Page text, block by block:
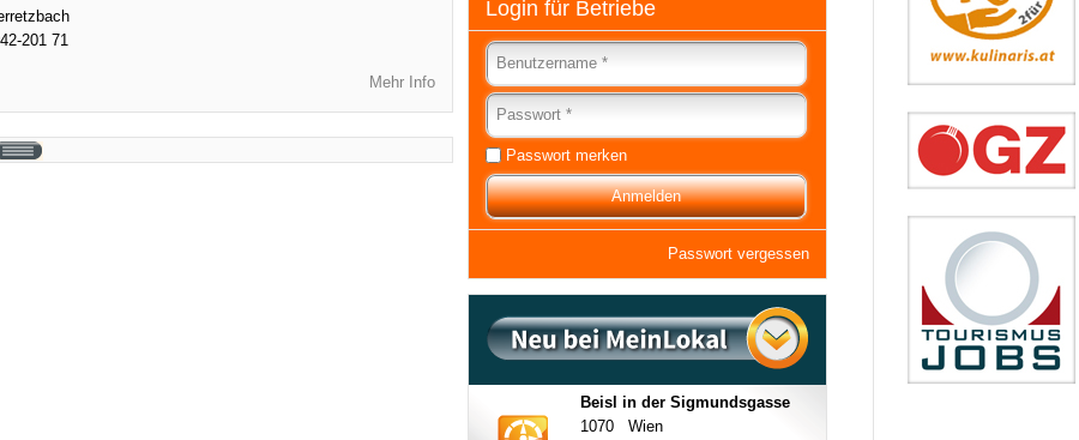
201 71
Mehr Info
Login für Betriebe
Passwort merken
Passwort vergessen
Beisl in der Sigmundsgasse
1070 Wien